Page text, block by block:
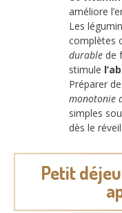
améliore
Les
complètes
durable de
stimule
Préparer
monotonie
simples
dès le réveil.
Petit